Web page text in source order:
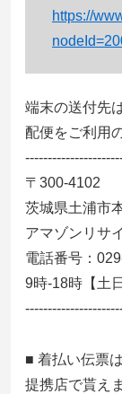
https://
端末の送付先
配便をご利用
〒300-4102
茨城県土浦市
アマゾンリサ
電話番号：
9時-18時【土
■ 着払い伝票
提携店で貰え